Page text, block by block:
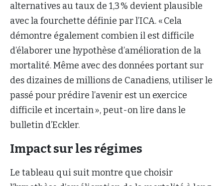
alternatives au taux de 1,3 % devient plausible
avec la fourchette définie par l’ICA. « Cela
démontre également combien il est difficile
d’élaborer une hypothèse d’amélioration de la
mortalité. Même avec des données portant sur
des dizaines de millions de Canadiens, utiliser le
passé pour prédire l’avenir est un exercice
difficile et incertain », peut-on lire dans le
bulletin d’Eckler.
Impact sur les régimes
Le tableau qui suit montre que choisir